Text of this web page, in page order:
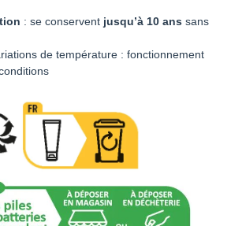
: se conservent jusqu’à 10 ans sans
de température : fonctionnement